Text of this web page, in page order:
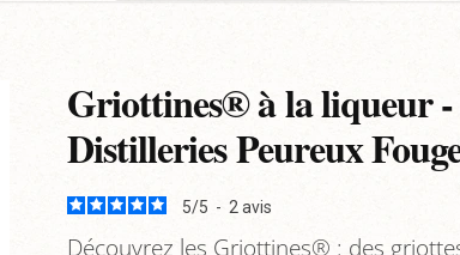
Griottines® à la liqueur -
Distilleries Peureux
5/5 - 2 avis
Découvrez les Griottines® : des